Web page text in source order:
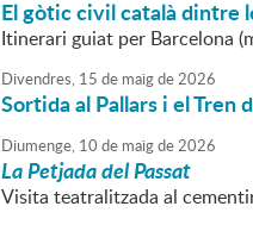
El gòtic civil català dintre
Itinerari guiat per Barcelona
Divendres, 15 de maigde2026
Sortida al Pallars i el Tren
Diumenge, 10 de maigde2026
La Petjada del Passat
Visita teatralitzada al